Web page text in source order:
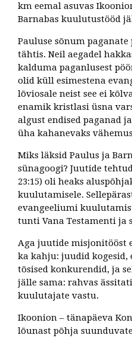
km eemal asuvas
Barnabas kuulutustööd
Pauluse sõnum
tähtis. Neil aegadel
kalduma paganlusest
olid küll esimestena
lõviosale neist see ei
enamik kristlasi üsna
algust endised paganad
üha kahanevaks
Miks läksid Paulus ja
sünagoogi? Juutide
23:15) oli heaks
kuulutamisele.
evangeeliumi
tunti Vana Testamenti ja
Aga juutide misjonitööst
ka kahju: juudid kogesid,
tõsised konkurendid, ja
jälle sama: rahvas
kuulutajate vastu.
Ikoonion – tänapäeva
lõunast põhja